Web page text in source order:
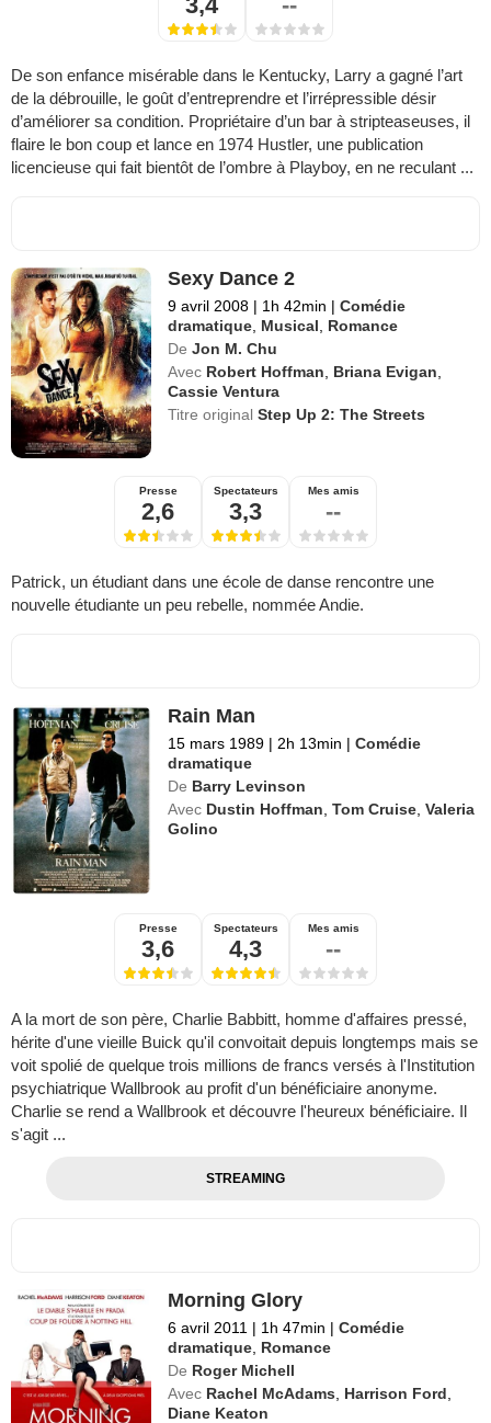
De son enfance misérable dans le Kentucky, Larry a gagné l’art
de la débrouille, le goût d’entreprendre et l’irrépressible désir
d’améliorer sa condition. Propriétaire d’un bar à stripteaseuses, il
flaire le bon coup et lance en 1974 Hustler, une publication
licencieuse qui fait bientôt de l’ombre à Playboy, en ne reculant ...
Sexy Dance 2
9 avril 2008 | 1h 42min | Comédie
dramatique Musical
Romance
De Jon M. Chu
Avec Robert Hoffman Briana Evigan
Cassie Ventura
Titre originalStep Up 2: The Streets
Presse
2,6
Spectateurs
3,3
Mes amis
--
Patrick, un étudiant dans une école de danse rencontre une
nouvelle étudiante un peu rebelle, nommée Andie.
Rain Man
15 mars 1989 | 2h 13min | Comédie
dramatique
De Barry Levinson
Avec Dustin Hoffman ,Tom Cruise ,Valeria
Golino
Presse
3,6
Spectateurs
4,3
Mes amis
--
A la mort de son père, Charlie Babbitt, homme d'affaires pressé,
hérite d'une vieille Buick qu'il convoitait depuis longtemps mais se
voit spolié de quelque trois millions de francs versés à l'Institution
psychiatrique Wallbrook au profit d'un bénéficiaire anonyme.
Charlie se rend a Wallbrook et découvre l'heureux bénéficiaire. Il
s'agit ...
STREAMING
Morning Glory
6 avril 2011 | 1h 47min | Comédie
dramatique Romance
De Roger Michell
Avec Rachel McAdams Harrison Ford
Diane Keaton